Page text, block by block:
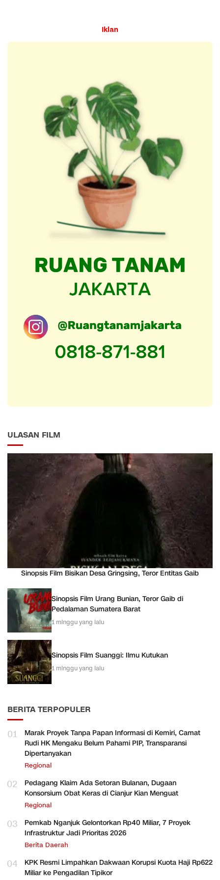
Iklan
ULASAN FILM
Sinopsis Film Bisikan Desa Gringsing, Teror Entitas Gaib
Sinopsis Film Urang Bunian, Teror Gaib di
Pedalaman Sumatera Barat
1 minggu yang lalu
Sinopsis Film Suanggi: Ilmu Kutukan
1 minggu yang lalu
BERITA TERPOPULER
01
Marak Proyek Tanpa Papan Informasi di Kemiri, Camat
Rudi HK Mengaku Belum Pahami PIP, Transparansi
Dipertanyakan
Regional
02
Pedagang Klaim Ada Setoran Bulanan, Dugaan
Konsorsium Obat Keras di Cianjur Kian Menguat
Regional
03
Pemkab Nganjuk Gelontorkan Rp40 Miliar, 7 Proyek
Infrastruktur Jadi Prioritas 2026
Berita Daerah
04
KPK Resmi Limpahkan Dakwaan Korupsi Kuota Haji Rp622
Miliar ke Pengadilan Tipikor